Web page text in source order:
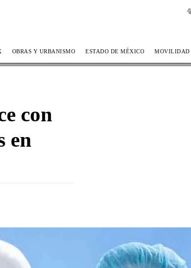
OBRAS Y URBANISMO ESTADO DE MÉXICO MOVILIDAD
con
en